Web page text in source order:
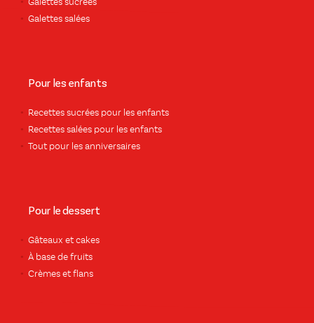
Galettes sucrées
Galettes salées
Pour les enfants
Recettes sucrées pour les enfants
Recettes salées pour les enfants
Tout pour les anniversaires
Pour le dessert
Gâteaux et cakes
À base de fruits
Crèmes et flans